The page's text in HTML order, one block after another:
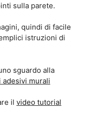
sulla parete.
quindi di facile
istruzioni di
sguardo alla
adesivi murali
il video tutorial